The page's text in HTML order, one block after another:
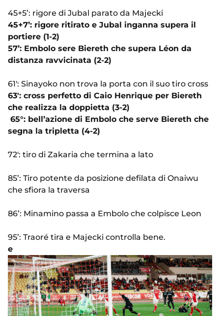
45+5’: rigore di Jubal parato da Majecki
45+7’: rigore ritirato e Jubal inganna supera il
portiere (1-2)
57’: Embolo sere Biereth che supera Léon da
distanza ravvicinata (2-2)
61': Sinayoko non trova la porta con il suo tiro cross
63': cross perfetto di Caio Henrique per Biereth
che realizza la doppietta (3-2)
65°: bell’azione di Embolo che serve Biereth che
segna la tripletta (4-2)
72': tiro di Zakaria che termina a lato
85’: Tiro potente da posizione defilata di Onaiwu
che sfiora la traversa
86’: Minamino passa a Embolo che colpisce Leon
95’: Traoré tira e Majecki controlla bene.
e